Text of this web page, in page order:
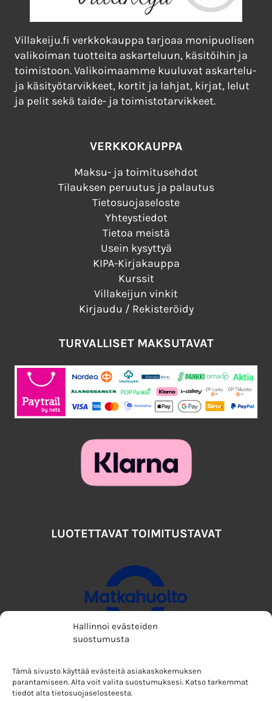
Hallinnoi evästeiden
suostumusta
Tämä sivusto käyttää evästeitä asiakaskokemuksen
parantamiseen. Alta voit valita suostumuksesi. Katso tarkemmat
tiedot alta tietosuojaselosteesta.
Villakeiju.fi verkkokauppa tarjoaa monipuolisen
valikoiman tuotteita askarteluun, käsitöihin ja
toimistoon. Valikoimaamme kuuluvat askartelu-
ja käsityötarvikkeet, kortit ja lahjat, kirjat, lelut
ja pelit sekä taide- ja toimistotarvikkeet.
VERKKOKAUPPA
Maksu- ja toimitusehdot
Tilauksen peruutus ja palautus
Tietosuojaseloste
Yhteystiedot
Tietoa meistä
Usein kysyttyä
KIPA-Kirjakauppa
Kurssit
Villakeijun vinkit
Kirjaudu / Rekisteröidy
TURVALLISET MAKSUTAVAT
LUOTETTAVAT TOIMITUSTAVAT